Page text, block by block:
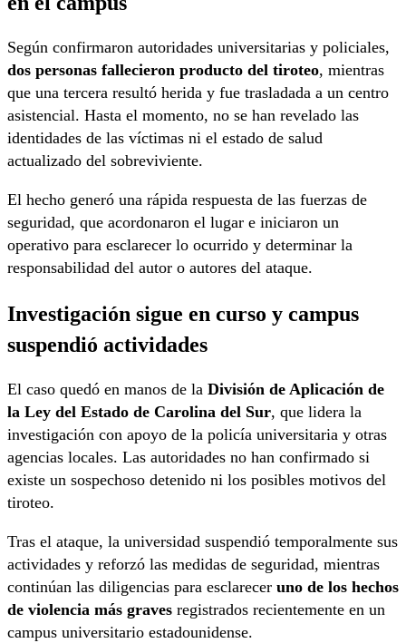
Según confirmaron autoridades universitarias y policiales,
dos personas fallecieron producto del tiroteo, mientras
que una tercera resultó herida y fue trasladada a un centro
asistencial. Hasta el momento, no se han revelado las
identidades de las víctimas ni el estado de salud
actualizado del sobreviviente.
El hecho generó una rápida respuesta de las fuerzas de
seguridad, que acordonaron el lugar e iniciaron un
operativo para esclarecer lo ocurrido y determinar la
responsabilidad del autor o autores del ataque.
Investigación sigue en curso y campus
suspendió actividades
El caso quedó en manos de la División de Aplicación de
la Ley del Estado de Carolina del Sur, que lidera la
investigación con apoyo de la policía universitaria y otras
agencias locales. Las autoridades no han confirmado si
existe un sospechoso detenido ni los posibles motivos del
tiroteo.
Tras el ataque, la universidad suspendió temporalmente sus
actividades y reforzó las medidas de seguridad, mientras
continúan las diligencias para esclarecer uno de los hechos
de violencia más graves registrados recientemente en un
campus universitario estadounidense.